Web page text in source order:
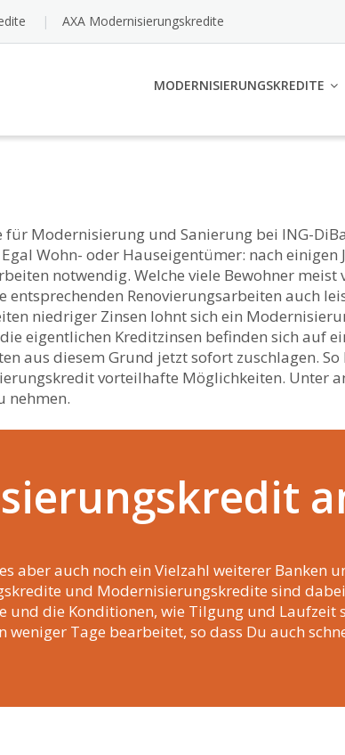
AXA Modernisierungskredite
MODERNISIERUNGSKREDITE
Modernisierung und Sanierung bei ING-
Wohn- oder Hauseigentümer: nach
notwendig. Welche viele Bewohner
entsprechenden Renovierungsarbeiten auch
niedriger Zinsen lohnt sich ein
eigentlichen Kreditzinsen befinden sich auf
aus diesem Grund jetzt sofort zuschlagen.
vorteilhafte Möglichkeiten. Unter
nehmen.
aber auch noch ein Vielzahl weiterer Banken
und Modernisierungskredite sind
und die Konditionen, wie Tilgung und
Tage bearbeitet, so dass Du auch